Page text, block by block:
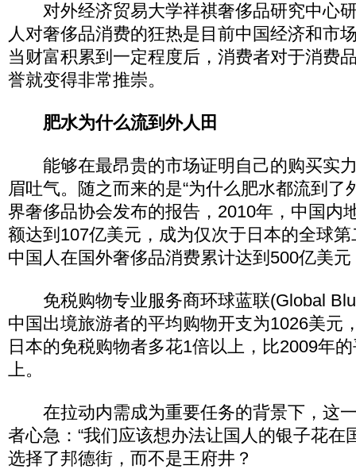
对外经济贸易大学祥祺奢侈品研究中心
人对奢侈品消费的狂热是目前中国经济和市
当财富积累到一定程度后，消费者对于消费
誉就变得非常推崇。
肥水为什么流到外人田
能够在最昂贵的市场证明自己的购买实
眉吐气。随之而来的是“为什么肥水都流到了
界奢侈品协会发布的报告，2010年，中国内
额达到107亿美元，成为仅次于日本的全球
中国人在国外奢侈品消费累计达到500亿美
免税购物专业服务商环球蓝联(Global
中国出境旅游者的平均购物开支为1026美元
日本的免税购物者多花1倍以上，比2009年
上。
在拉动内需成为重要任务的背景下，这
者心急：“我们应该想办法让国人的银子花在
选择了邦德街，而不是王府井？